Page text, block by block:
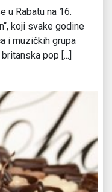
u Rabatu na 16.
koji svake godine
i muzičkih grupa
pop [...]